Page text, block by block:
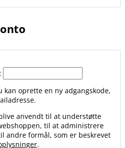
kan oprette en ny adgangskode,
anvendt til at understøtte
til at administrere
andre formål, som er beskrevet
.